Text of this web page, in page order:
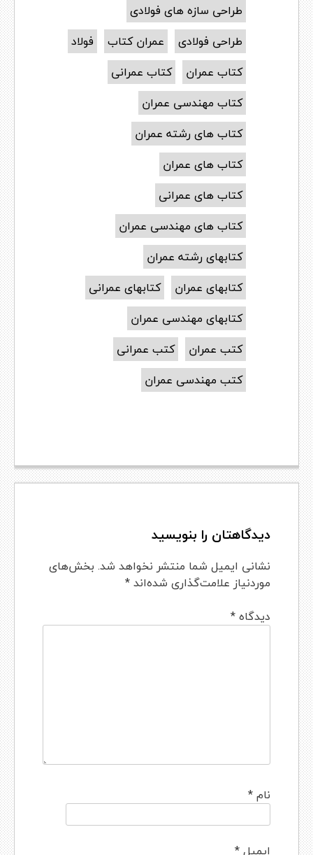
طراحی سازه های فولادی
طراحی فولادی
عمران کتاب
فولاد
کتاب عمران
کتاب عمرانی
کتاب مهندسی عمران
کتاب های رشته عمران
کتاب های عمران
کتاب های عمرانی
کتاب های مهندسی عمران
کتابهای رشته عمران
کتابهای عمران
کتابهای عمرانی
کتابهای مهندسی عمران
کتب عمران
کتب عمرانی
کتب مهندسی عمران
دیدگاهتان را بنویسید
نشانی ایمیل شما منتشر نخواهد شد. بخش‌های
موردنیاز علامت‌گذاری شده‌اند*
دیدگاه*
نام*
ایمیل*